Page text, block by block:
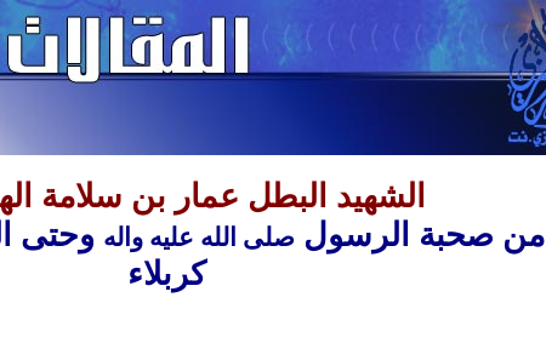
الشهيد البطل عمار بن سلامة
من صحبة الرسول صلى الله عليه واله وحتى
كربلاء